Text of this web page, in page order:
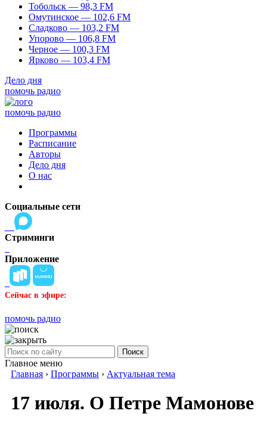
Тобольск — 98,3 FM
Омутинское — 102,6 FM
Сладково — 103,2 FM
Упорово — 106,8 FM
Черное — 100,3 FM
Ярково — 103,4 FM
Дело дня
помочь радио
помочь радио
Программы
Расписание
Авторы
Дело дня
О нас
Социальные сети
Стриминги
Приложение
Сейчас в эфире:
помочь радио
Поиск
Главное меню
Главная › Программы › Актуальная тема
17 июля. О Петре Мамонове